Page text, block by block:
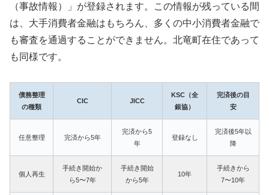
（事故情報）」が登録されます。この情報が残っている間
は、大手消費者金融はもちろん、多くの中小消費者金融で
も審査を通過することができません。北竜町在住であって
も同様です。
債務整理
の種類
CIC JICC
KSC（全
銀協）
完済後の目
安
任意整理 完済から5年
完済から5
年
登録なし
完済後5年以
降
個人再生
手続き開始か
ら5〜7年
手続き開始
から5年
10年
手続きから
7〜10年